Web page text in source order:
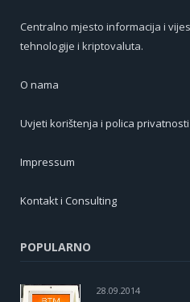
Centralno mjesto informacija i
tehnologije i kriptovaluta.
O nama
Uvjeti korištenja i polica privatnosti
Impressum
Kontakt i Consulting
POPULARNO
28.09.2014